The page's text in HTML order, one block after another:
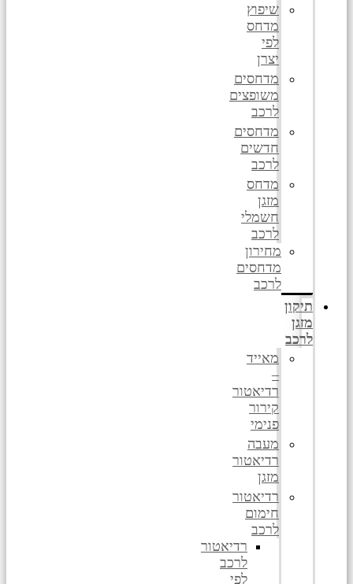
שיפוץ
מדחס
לפי
יצרן
מדחסים
משופצים
לרכב
מדחסים
חדשים
לרכב
מדחס
מזגן
חשמלי
לרכב
מחירון
מדחסים
לרכב
תיקון
מזגן
לרכב
מאייד
–
רדיאטור
קירור
פנימי
מעבה
רדיאטור
מזגן
רדיאטור
חימום
לרכב
רדיאטור
לרכב
לפי